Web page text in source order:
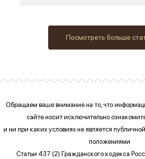
Посмотреть больше
Обращаем ваше внимание на то, что
сайтеносит исключительно
и ни при каких условияхне является
положениями
Статьи 437 (2) Гражданского кодекса